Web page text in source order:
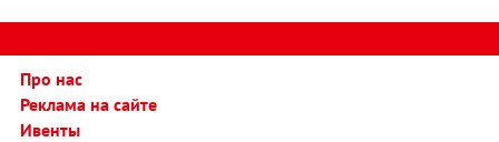
Про нас
Реклама на сайте
Ивенты